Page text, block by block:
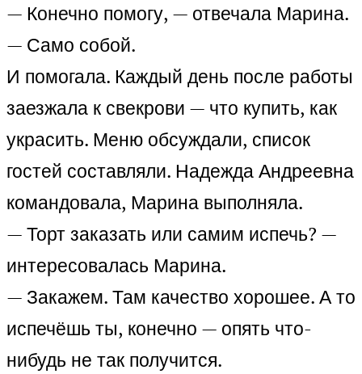
— Конечно помогу, — отвечала Марина.
— Само собой.
И помогала. Каждый день после работы
заезжала к свекрови — что купить, как
украсить. Меню обсуждали, список
гостей составляли. Надежда Андреевна
командовала, Марина выполняла.
— Торт заказать или самим испечь? —
интересовалась Марина.
— Закажем. Там качество хорошее. А то
испечёшь ты, конечно — опять что-
нибудь не так получится.